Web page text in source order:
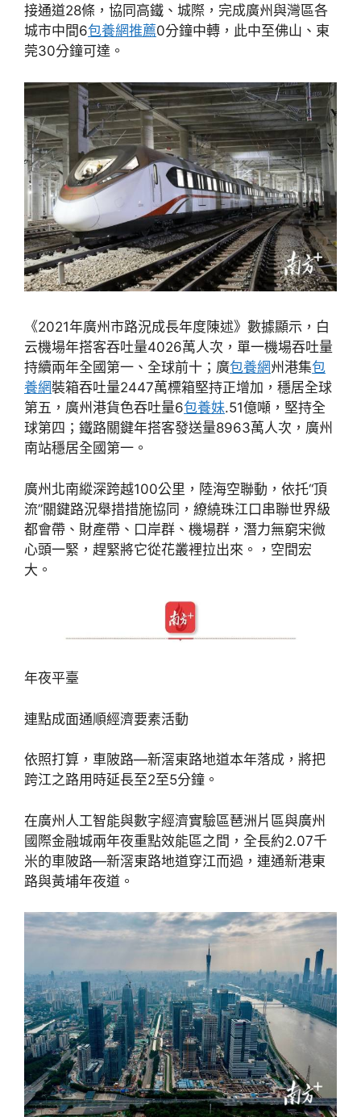
接通道28條，協同高鐵、城際，完成廣州與灣區各
城市中間6包養網推薦0分鐘中轉，此中至佛山、東
莞30分鐘可達。
《2021年廣州市路況成長年度陳述》數據顯示，白
云機場年搭客吞吐量4026萬人次，單一機場吞吐量
持續兩年全國第一、全球前十；廣包養網州港集包
養網裝箱吞吐量2447萬標箱堅持正增加，穩居全球
第五，廣州港貨色吞吐量6包養妹.51億噸，堅持全
球第四；鐵路關鍵年搭客發送量8963萬人次，廣州
南站穩居全國第一。
廣州北南縱深跨越100公里，陸海空聯動，依托“頂
流”關鍵路況舉措措施協同，繚繞珠江口串聯世界級
都會帶、財產帶、口岸群、機場群，潛力無窮宋微
心頭一緊，趕緊將它從花叢裡拉出來。，空間宏
大。
年夜平臺
連點成面通順經濟要素活動
依照打算，車陂路—新滘東路地道本年落成，將把
跨江之路用時延長至2至5分鐘。
在廣州人工智能與數字經濟實驗區琶洲片區與廣州
國際金融城兩年夜重點效能區之間，全長約2.07千
米的車陂路—新滘東路地道穿江而過，連通新港東
路與黃埔年夜道。